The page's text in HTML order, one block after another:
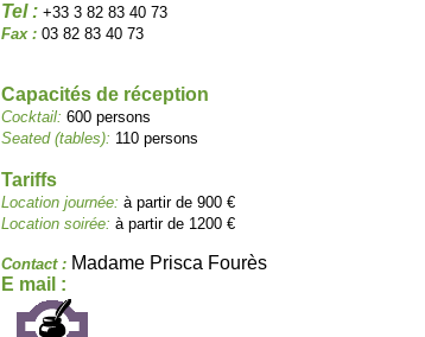
Tel : +33 3 82 83 40 73
Fax : 03 82 83 40 73
Capacités de réception
Cocktail: 600 persons
Seated (tables): 110 persons
Tariffs
Location journée: à partir de 900 €
Location soirée: à partir de 1200 €
Contact : Madame Prisca Fourès
E mail :